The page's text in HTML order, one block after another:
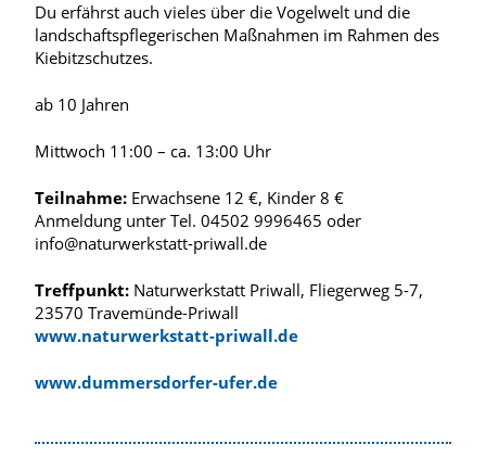
Du erfährst auch vieles über die Vogelwelt und die
landschaftspflegerischen Maßnahmen im Rahmen des
Kiebitzschutzes.
ab 10 Jahren
Mittwoch 11:00 – ca. 13:00 Uhr
Teilnahme: Erwachsene 12 €, Kinder 8 €
Anmeldung unter Tel. 04502 9996465 oder
info@naturwerkstatt-priwall.de
Treffpunkt: Naturwerkstatt Priwall, Fliegerweg 5-7,
23570 Travemünde-Priwall
www.naturwerkstatt-priwall.de
www.dummersdorfer-ufer.de